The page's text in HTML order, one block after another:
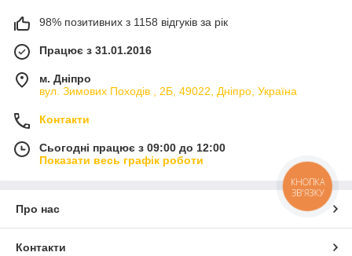
98% позитивних з 1158 відгуків за рік
Працює з 31.01.2016
м. Дніпро
вул. Зимових Походiв , 2Б, 49022, Дніпро, Україна
Контакти
Сьогодні працює з 09:00 до 12:00
Показати весь графік роботи
Про нас
Контакти
КНОПКА
ЗВ'ЯЗКУ